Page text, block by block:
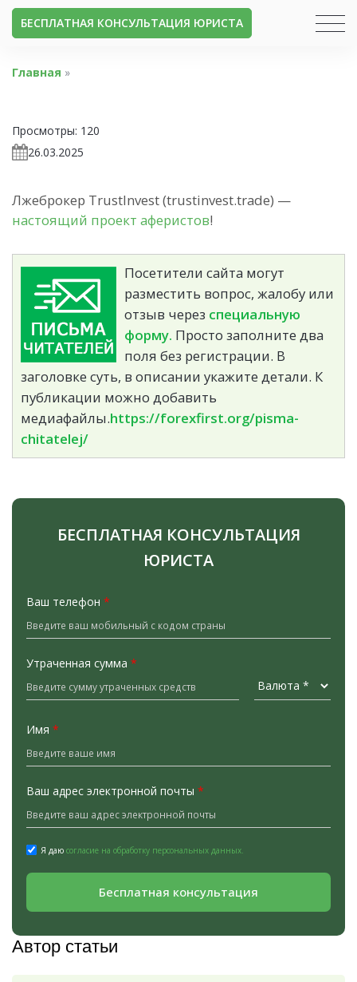
БЕСПЛАТНАЯ КОНСУЛЬТАЦИЯ ЮРИСТА
Главная »
Просмотры: 120
26.03.2025
Лжеброкер TrustInvest (trustinvest.trade) —
настоящий проект аферистов!
Посетители сайта могут
разместить вопрос, жалобу или
отзыв через специальную
форму. Просто заполните два
поля без регистрации. В
заголовке суть, в описании укажите детали. К
публикации можно добавить
медиафайлы.https://forexfirst.org/pisma-
chitatelej/
БЕСПЛАТНАЯ КОНСУЛЬТАЦИЯ
ЮРИСТА
Ваш телефон *
Утраченная сумма *
Имя *
Ваш адрес электронной почты *
Я даю согласие на обработку персональных данных.
Бесплатная консультация
Автор статьи